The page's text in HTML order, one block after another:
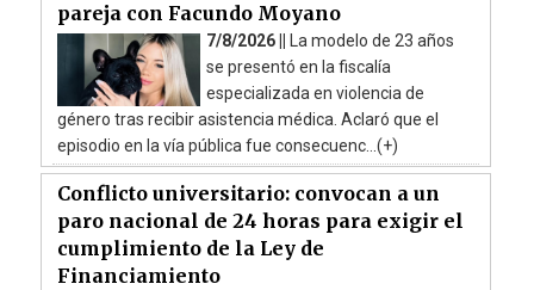
pareja con Facundo Moyano
7/8/2026 ||
La modelo de 23 años
se presentó en la fiscalía
especializada en violencia de
género tras recibir asistencia médica. Aclaró que el
episodio en la vía pública fue consecuenc...(+)
Conflicto universitario: convocan a un
paro nacional de 24 horas para exigir el
cumplimiento de la Ley de
Financiamiento